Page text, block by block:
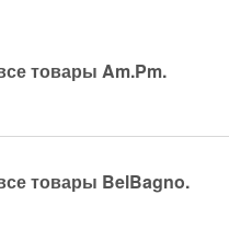
товары Am.Pm.
товары BelBagno.